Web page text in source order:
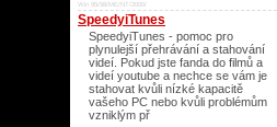
Win 95/98/ME/NT/2000/
SpeedyiTunes
SpeedyiTunes - pomoc pro
plynulejší přehrávání a stahování
videí. Pokud jste fanda do filmů a
videí youtube a nechce se vám je
stahovat kvůli nízké kapacitě
vašeho PC nebo kvůli problémům
vzniklým př